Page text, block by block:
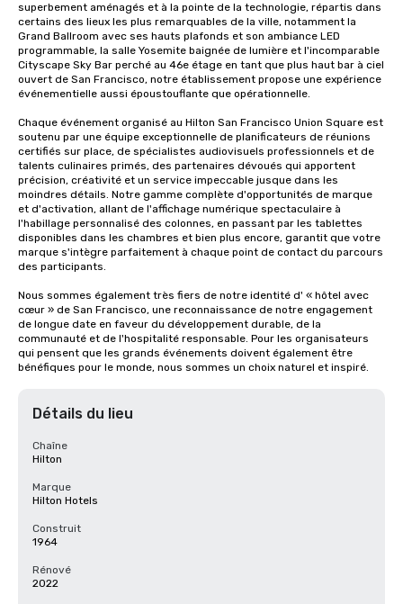
superbement aménagés et à la pointe de la technologie, répartis dans
certains des lieux les plus remarquables de la ville, notamment la
Grand Ballroom avec ses hauts plafonds et son ambiance LED
programmable, la salle Yosemite baignée de lumière et l'incomparable
Cityscape Sky Bar perché au 46e étage en tant que plus haut bar à ciel
ouvert de San Francisco, notre établissement propose une expérience
événementielle aussi époustouflante que opérationnelle.
Chaque événement organisé au Hilton San Francisco Union Square est
soutenu par une équipe exceptionnelle de planificateurs de réunions
certifiés sur place, de spécialistes audiovisuels professionnels et de
talents culinaires primés, des partenaires dévoués qui apportent
précision, créativité et un service impeccable jusque dans les
moindres détails. Notre gamme complète d'opportunités de marque
et d'activation, allant de l'affichage numérique spectaculaire à
l'habillage personnalisé des colonnes, en passant par les tablettes
disponibles dans les chambres et bien plus encore, garantit que votre
marque s'intègre parfaitement à chaque point de contact du parcours
des participants.
Nous sommes également très fiers de notre identité d' « hôtel avec
cœur » de San Francisco, une reconnaissance de notre engagement
de longue date en faveur du développement durable, de la
communauté et de l'hospitalité responsable. Pour les organisateurs
qui pensent que les grands événements doivent également être
bénéfiques pour le monde, nous sommes un choix naturel et inspiré.
Détails du lieu
Chaîne
Hilton
Marque
Hilton Hotels
Construit
1964
Rénové
2022